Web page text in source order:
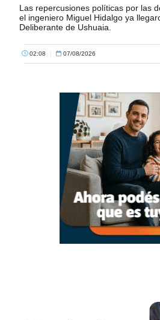
Las repercusiones políticas por las
el ingeniero Miguel Hidalgo ya
Deliberante de Ushuaia.
02:08 | 07/08/2026